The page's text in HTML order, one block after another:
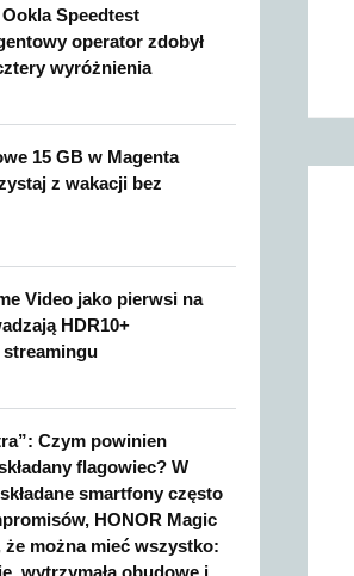
Speedtest
operator zdobył
wyróżnienia
15 GB w Magenta
z wakacji bez
Video jako pierwsi na
HDR10+
streamingu
Czym powinien
flagowiec? W
smartfony często
HONOR Magic
że można mieć wszystko:
wytrzymałą obudowę i